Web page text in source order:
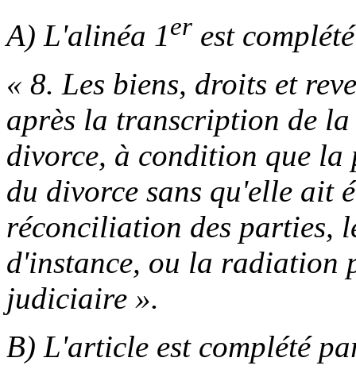
A) L'alinéa 1er est
« 8. Les biens, droits et
après la transcription de
divorce, à condition que la
du divorce sans qu'elle ait
réconciliation des parties,
d'instance, ou la radiation
judiciaire ».
B) L'article est complété